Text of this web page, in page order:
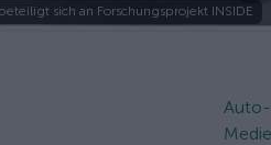
sich an Forschungsprojekt INSIDE
Auto-